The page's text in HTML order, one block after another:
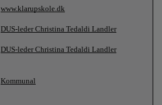
www.klarupskole.dk
DUS-leder Christina Tedaldi Landler
DUS-leder Christina Tedaldi Landler
Kommunal